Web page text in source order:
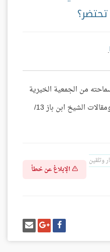
.
من الجمعية الخيرية
بشقراء. (مجموع فتاوى ومقالات الشيخ ابن باز 13/
وتلقين
الإبلاغ عن خطأ
شارك
على
فيسبوك
شارك
على
غوغل
بلس
إرسل
إيميل